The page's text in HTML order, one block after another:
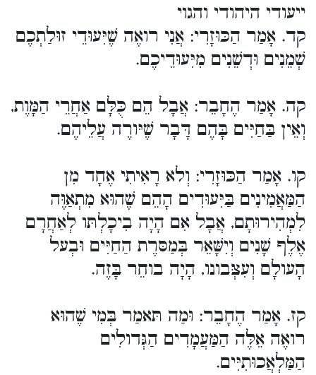
ייעודי היהודי והגוי
קד. אָמַר הַכּוּזָרִי: אֲנִי רואֶה שֶׁיִּעוּדֵי זוּלַתְכֶם
שְׁמֵנִים וּדְשֵׁנִים מִיִּעוּדֵיכֶם.
קה. אָמַר הֶחָבֵר: אֲבָל הֵם כֻּלָּם אַחֲרֵי הַמָּוֶת,
וְאֵין בַּחַיִּים בָּהֶם דָּבָר שֶׁיּורֶה עֲלֵיהֶם.
קו. אָמַר הַכּוּזָרִי: וְלא רָאִיתִי אֶחָד מִן
הַמַּאֲמִינִים בַּיִּעוּדִים הָהֵם שֶׁהוּא מִתְאַוֶּה
לִמְהִירוּתָם, אֲבָל אִם הָיָה בִיכָלְתּו לְאַחֲרָם
אֶלֶף שָׁנִים וְיִשָּׁאֵר בְּמַסּרֶת הַחַיִּים וּבְעל
הָעולָם וְעִצְּבונו, הָיָה בוחֵר בָּזֶה.
קז. אָמַר הֶחָבֵר: וּמַה תּאמַר בְּמִי שֶׁהוּא
רואֶה אֵלֶּה הַמַּעֲמָדִים הַגְּדולִים
הַמַּלְאֲכוּתִיִּים.